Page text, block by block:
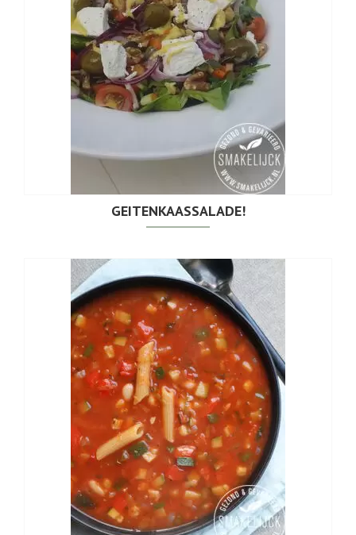
GEITENKAASSALADE!